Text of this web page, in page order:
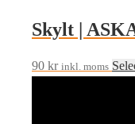
Skylt |
90 kr inkl. moms